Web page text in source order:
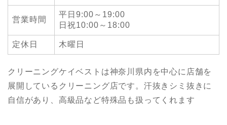
営業時間
平日9:00～19:00
日祝10:00～18:00
定休日 木曜日
クリーニングケイベストは神奈川県内を中心に店舗を
展開しているクリーニング店です。汗抜きシミ抜きに
自信があり、高級品など特殊品も扱ってくれます